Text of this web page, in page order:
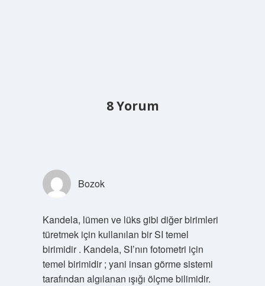
8 Yorum
Bozok
Kandela, lümen ve lüks gibi diğer birimleri
türetmek için kullanılan bir SI temel
birimidir . Kandela, SI’nın fotometri için
temel birimidir ; yani insan görme sistemi
tarafından algılanan ışığı ölçme bilimidir.